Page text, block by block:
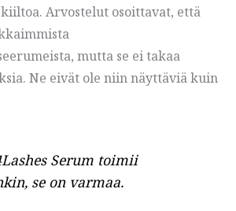
Arvostelut osoittavat, että
mutta se ei takaa
Ne eivät ole niin näyttäviä kuin
Serum toimii
se on varmaa.